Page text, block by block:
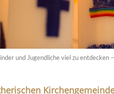
und Jugendliche viel zu entdecken